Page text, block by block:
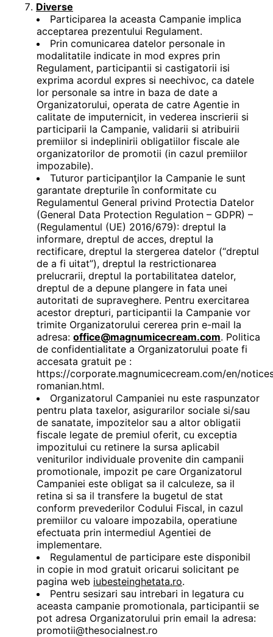
Diverse
Participarea la aceasta Campanie implica
acceptarea prezentului Regulament.
Prin comunicarea datelor personale in
modalitatile indicate in mod expres prin
Regulament, participantii si castigatorii isi
exprima acordul expres si neechivoc, ca datele
lor personale sa intre in baza de date a
Organizatorului, operata de catre Agentie in
calitate de imputernicit, in vederea inscrierii si
participarii la Campanie, validarii si atribuirii
premiilor si indeplinirii obligatiilor fiscale ale
organizatorilor de promotii (in cazul premiilor
impozabile).
Tuturor participanţilor la Campanie le sunt
garantate drepturile în conformitate cu
Regulamentul General privind Protectia Datelor
(General Data Protection Regulation – GDPR) –
(Regulamentul (UE) 2016/679): dreptul la
informare, dreptul de acces, dreptul la
rectificare, dreptul la stergerea datelor (“dreptul
de a fi uitat”), dreptul la restrictionarea
prelucrarii, dreptul la portabilitatea datelor,
dreptul de a depune plangere in fata unei
autoritati de supraveghere. Pentru exercitarea
acestor drepturi, participantii la Campanie vor
trimite Organizatorului cererea prin e-mail la
adresa: office@magnumicecream.com. Politica
de confidentialitate a Organizatorului poate fi
accesata gratuit pe :
https://corporate.magnumicecream.com/en/
romanian.html.
Organizatorul Campaniei nu este raspunzator
pentru plata taxelor, asigurarilor sociale si/sau
de sanatate, impozitelor sau a altor obligatii
fiscale legate de premiul oferit, cu exceptia
impozitului cu retinere la sursa aplicabil
veniturilor individuale provenite din campanii
promotionale, impozit pe care Organizatorul
Campaniei este obligat sa il calculeze, sa il
retina si sa il transfere la bugetul de stat
conform prevederilor Codului Fiscal, in cazul
premiilor cu valoare impozabila, operatiune
efectuata prin intermediul Agentiei de
implementare.
Regulamentul de participare este disponibil
in copie in mod gratuit oricarui solicitant pe
pagina web iubesteinghetata.ro.
Pentru sesizari sau intrebari in legatura cu
aceasta campanie promotionala, participantii se
pot adresa Organizatorului prin email la adresa:
promotii@thesocialnest.ro